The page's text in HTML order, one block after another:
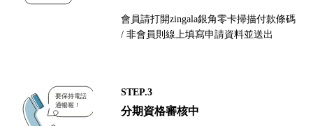
會員請打開zingala銀角零卡掃描付款條碼
/ 非會員則線上填寫申請資料並送出
STEP.3
分期資格審核中